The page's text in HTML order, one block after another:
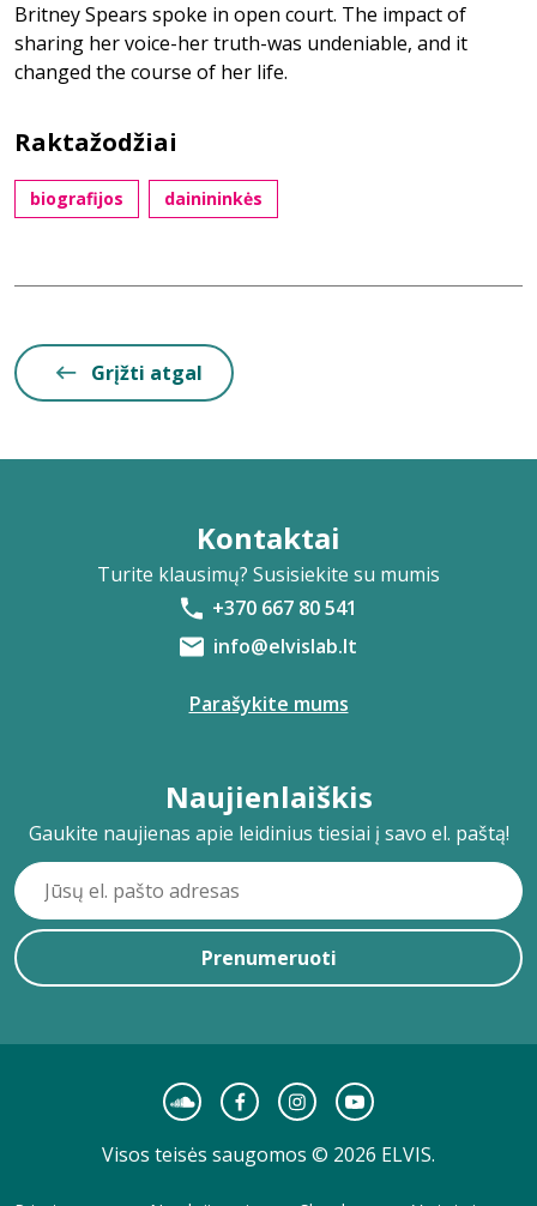
Britney Spears spoke in open court. The impact of
sharing her voice-her truth-was undeniable, and it
changed the course of her life.
Raktažodžiai
biografijos dainininkės
Grįžti atgal
Kontaktai
Turite klausimų? Susisiekite su mumis
+370 667 80 541
info@elvislab.lt
Parašykite mums
Naujienlaiškis
Gaukite naujienas apie leidinius tiesiai į savo el. paštą!
Prenumeruoti
Visos teisės saugomos © 2026 ELVIS.